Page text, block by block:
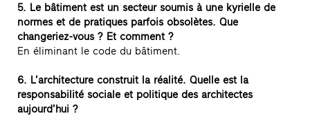
5. Le bâtiment est un secteur soumis à une kyrielle de
normes et de pratiques parfois obsolètes. Que
changeriez-vous ? Et comment ?
En éliminant le code du bâtiment.
6. L’architecture construit la réalité. Quelle est la
responsabilité sociale et politique des architectes
aujourd’hui ?